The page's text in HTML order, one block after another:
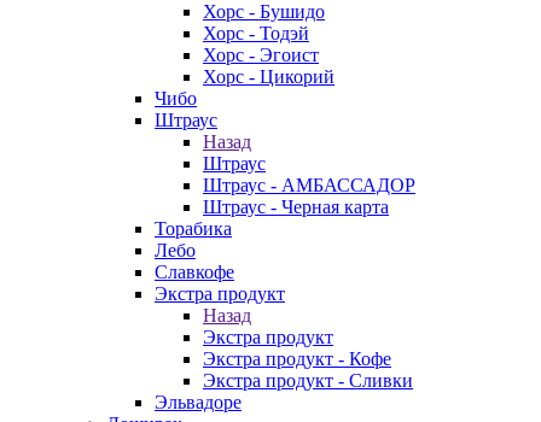
Хорс - Бушидо
Хорс - Тодэй
Хорс - Эгоист
Хорс - Цикорий
Чибо
Штраус
Назад
Штраус
Штраус - АМБАССАДОР
Штраус - Черная карта
Торабика
Лебо
Славкофе
Экстра продукт
Назад
Экстра продукт
Экстра продукт - Кофе
Экстра продукт - Сливки
Эльвадоре